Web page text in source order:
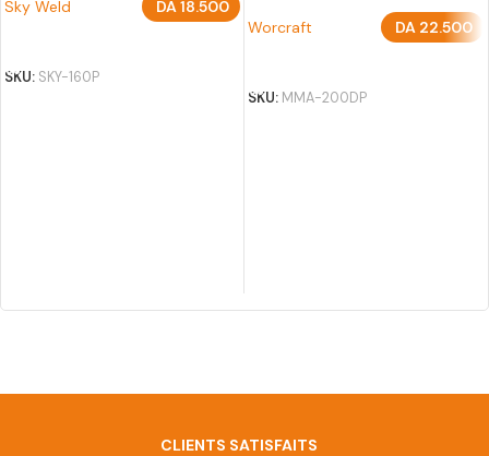
Sky Weld DA18.500
SKU: SKY-160P
Worcraft DA 22.500
SKU: MMA-200DP
CLIENTS SATISFAITS